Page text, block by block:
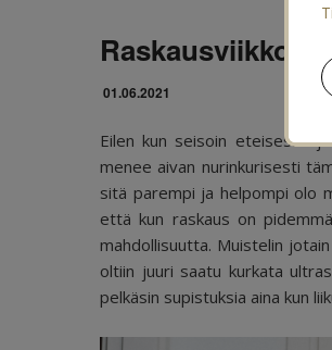
Raskausviikko
01.06.2021
Eilen kun seisoin eteisessä
menee aivan nurinkurisesti
sitä parempi ja helpompi olo
että kun raskaus on
mahdollisuutta. Muistelin
oltiin juuri saatu kurkata
pelkäsin supistuksia aina kun